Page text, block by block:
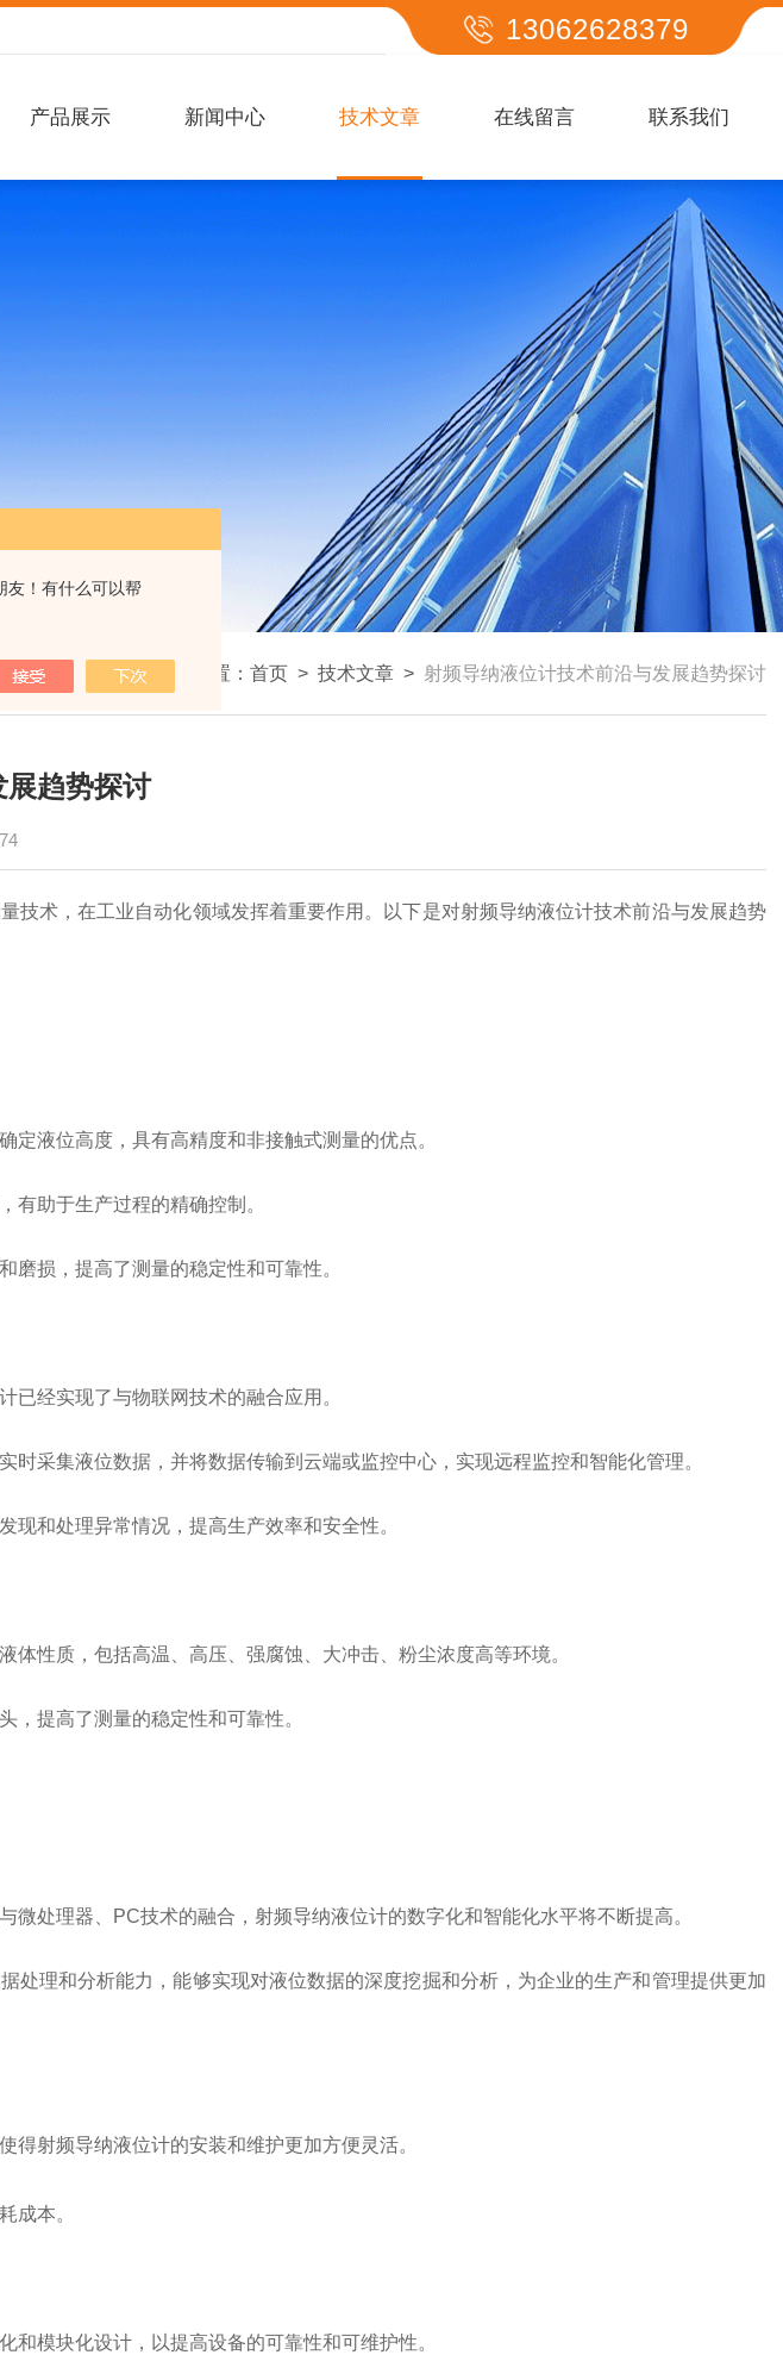
友！有什么可以帮
13062628379
产品展示 新闻中心 技术文章 在线留言 联系我们
我的位置： 首页 > 技术文章 > 射频导纳液位计技术前沿与发展趋势探讨
趋势探讨
技术，在工业自动化领域发挥着重要作用。以下是对射频导纳液位计技术前沿与发展趋势
液位高度，具有高精度和非接触式测量的优点。
助于生产过程的精确控制。
损，提高了测量的稳定性和可靠性。
经实现了与物联网技术的融合应用。
采集液位数据，并将数据传输到云端或监控中心，实现远程监控和智能化管理。
和处理异常情况，提高生产效率和安全性。
性质，包括高温、高压、强腐蚀、大冲击、粉尘浓度高等环境。
提高了测量的稳定性和可靠性。
处理器、PC技术的融合，射频导纳液位计的数字化和智能化水平将不断提高。
理和分析能力，能够实现对液位数据的深度挖掘和分析，为企业的生产和管理提供更加
射频导纳液位计的安装和维护更加方便灵活。
成本。
模块化设计，以提高设备的可靠性和可维护性。